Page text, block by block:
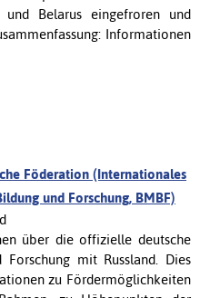
Belarus eingefroren und
Informationen
Föderation (Internationales
und Forschung, BMBF)
über die offizielle deutsche
mit Russland. Dies
zu Fördermöglichkeiten